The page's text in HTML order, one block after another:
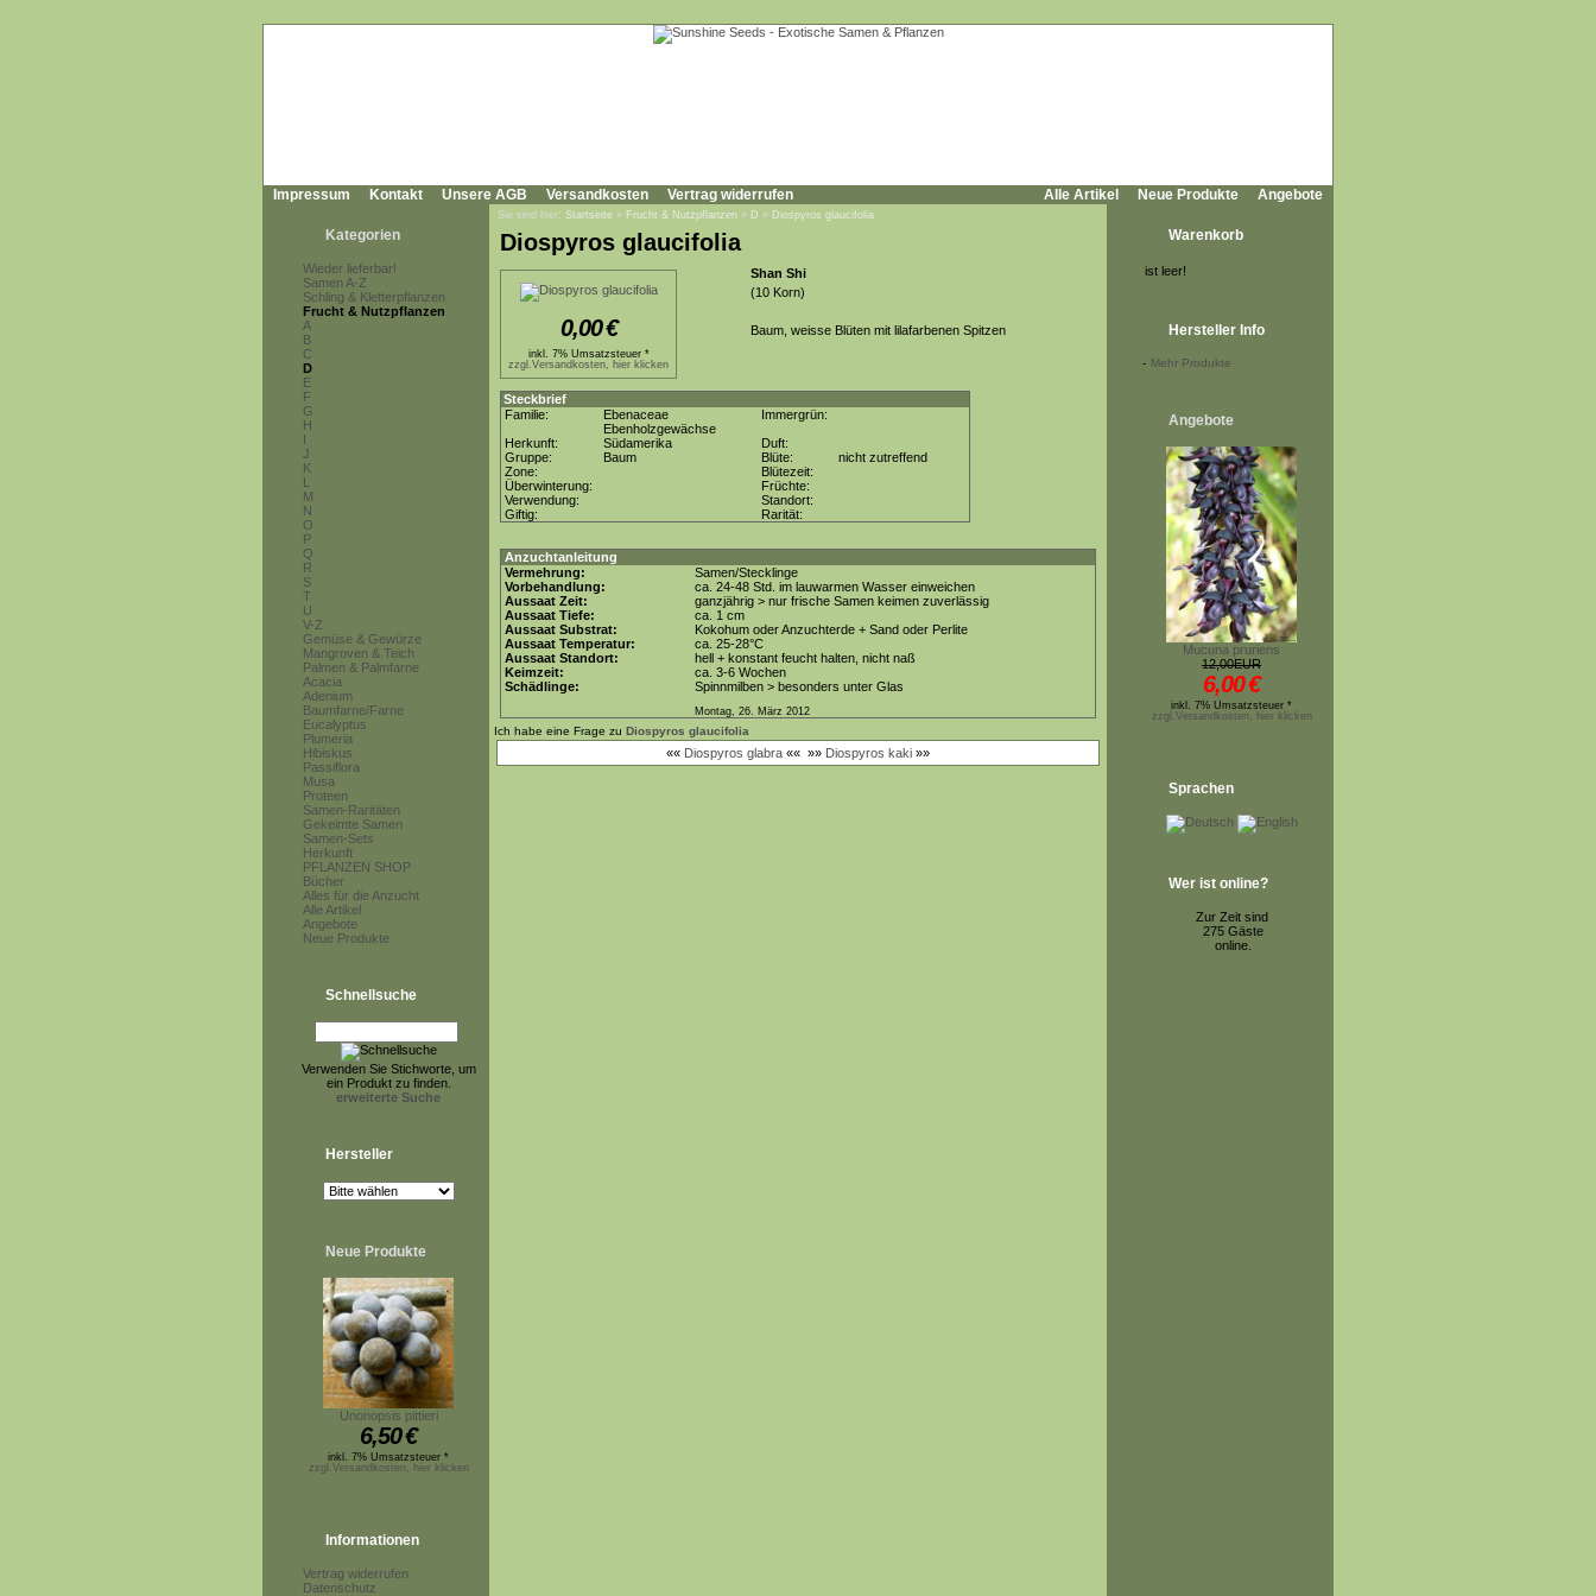
Impressum Kontakt Unsere AGB Versandkosten Vertrag widerrufen Alle Artikel Neue Produkte Angebote
Kategorien
Wieder lieferbar!
Samen A-Z
Schling & Kletterpflanzen
Frucht & Nutzpflanzen
A
B
C
D
E
F
G
H
I
J
K
L
M
N
O
P
Q
R
S
T
U
V-Z
Gemüse & Gewürze
Mangroven & Teich
Palmen & Palmfarne
Acacia
Adenium
Baumfarne/Farne
Eucalyptus
Plumeria
Hibiskus
Passiflora
Musa
Proteen
Samen-Raritäten
Gekeimte Samen
Samen-Sets
Herkunft
PFLANZEN SHOP
Bücher
Alles für die Anzucht
Alle Artikel
Angebote
Neue Produkte
Schnellsuche
Verwenden Sie Stichworte, um
ein Produkt zu finden.
erweiterte Suche
Hersteller
Neue Produkte
Unonopsis pittieri
6,50€
inkl. 7% Umsatzsteuer *
zzgl.Versandkosten, hier klicken
Informationen
Vertrag widerrufen
Datenschutz
Sie sind hier: Startseite » Frucht & Nutzpflanzen » D » Diospyros glaucifolia
Diospyros glaucifolia
0,00€
inkl. 7% Umsatzsteuer *
zzgl.Versandkosten, hier klicken
Shan Shi
(10 Korn)
Baum, weisse Blüten mit lilafarbenen Spitzen
Steckbrief
Familie:
Ebenaceae
Ebenholzgewächse
Immergrün:
Herkunft:
Südamerika
Duft:
Gruppe:
Baum Blüte:
nicht zutreffend
Zone:
Blütezeit:
Überwinterung:
Früchte:
Verwendung:
Standort:
Giftig:
Rarität:
Anzuchtanleitung
Vermehrung:
Samen/Stecklinge
Vorbehandlung:
ca. 24-48 Std. im lauwarmen Wasser einweichen
Aussaat Zeit:
ganzjährig > nur frische Samen keimen zuverlässig
Aussaat Tiefe:
ca. 1 cm
Aussaat Substrat:
Kokohum oder Anzuchterde + Sand oder Perlite
Aussaat Temperatur:
ca. 25-28°C
Aussaat Standort:
hell + konstant feucht halten, nicht naß
Keimzeit:
ca. 3-6 Wochen
Schädlinge:
Spinnmilben > besonders unter Glas
Montag, 26. März 2012
Ich habe eine Frage zu Diospyros glaucifolia
«« Diospyros glabra «« »» Diospyros kaki »»
Warenkorb
ist leer!
Hersteller Info
- Mehr Produkte
Angebote
Mucuna pruriens
12,00EUR
6,00€
inkl. 7% Umsatzsteuer *
zzgl.Versandkosten, hier klicken
Sprachen
Wer ist online?
Zur Zeit sind
275 Gäste
online.